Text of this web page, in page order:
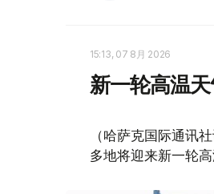
15:13, 07 8月 2026
新一轮高温
（哈萨克国际通讯
多地将迎来新一轮